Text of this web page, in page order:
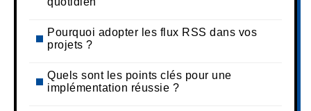
Pourquoi adopter les flux RSS dans vos
projets ?
Quels sont les points clés pour une
implémentation réussie ?